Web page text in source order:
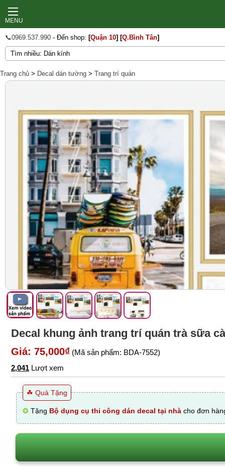
MENU
📞0969.537.990 - Đến shop: [Quận 10] [Q.Bình Tân]
Trang chủ > Decal dán tường > Trang trí quán
Decal khung ảnh trang trí quán trà sữa
Giá: 75,000₫ (Mã sản phẩm: BDA-7552)
2,041 Lượt xem
☘ Quà Tặng
❂ Tặng Bộ dụng cụ thi công dán decal tại nhà cho đơn